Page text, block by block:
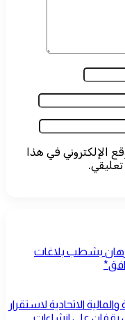
الإلكتروني في هذا
بشطب بلاغات
الاتحادية لاستقرار
يقفان على انشاءات